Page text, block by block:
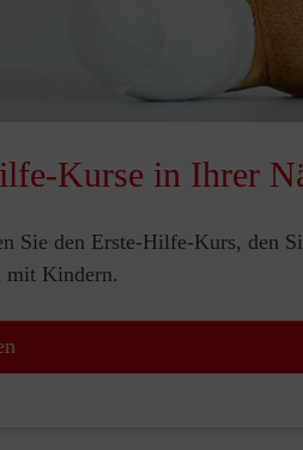
Kurse in Ihrer
Sie den Erste-Hilfe-Kurs, den
mit Kindern.